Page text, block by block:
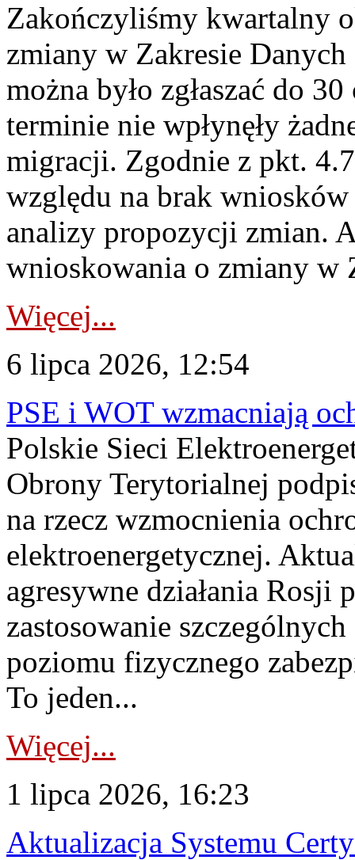
Zakończyliśmy kwartalny
zmiany w Zakresie
można było zgłaszać do
terminie nie wpłynęły
migracji. Zgodnie z pkt.
względu na brak
analizy propozycji zmian.
wnioskowania o zmiany w
Więcej...
6 lipca 2026, 12:54
PSE i WOT wzmacniają
Polskie Sieci
Obrony Terytorialnej
na rzecz wzmocnienia
elektroenergetycznej.
agresywne działania Rosji
zastosowanie
poziomu fizycznego
To jeden...
Więcej...
1 lipca 2026, 16:23
Aktualizacja Systemu